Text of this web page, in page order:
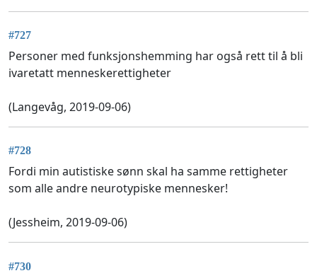
#727
Personer med funksjonshemming har også rett til å bli
ivaretatt menneskerettigheter
(Langevåg, 2019-09-06)
#728
Fordi min autistiske sønn skal ha samme rettigheter
som alle andre neurotypiske mennesker!
(Jessheim, 2019-09-06)
#730